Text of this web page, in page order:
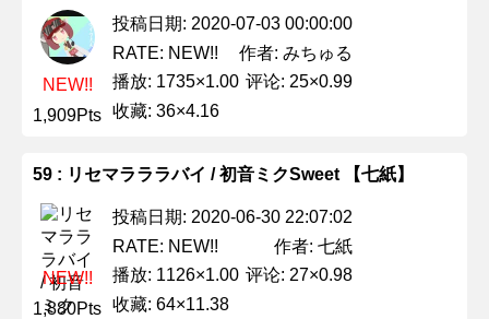
NEW!!
1,909Pts
投稿日期: 2020-07-03 00:00:00
RATE: NEW!!
作者: みちゅる
播放: 1735×1.00 评论: 25×0.99
收藏: 36×4.16
59 : リセマラララバイ / 初音ミクSweet 【七紙】
NEW!!
1,880Pts
投稿日期: 2020-06-30 22:07:02
RATE: NEW!!
作者: 七紙
播放: 1126×1.00 评论: 27×0.98
收藏: 64×11.38